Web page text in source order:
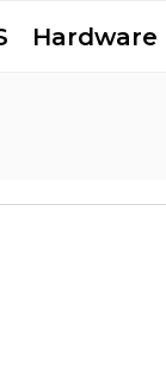
Hardware